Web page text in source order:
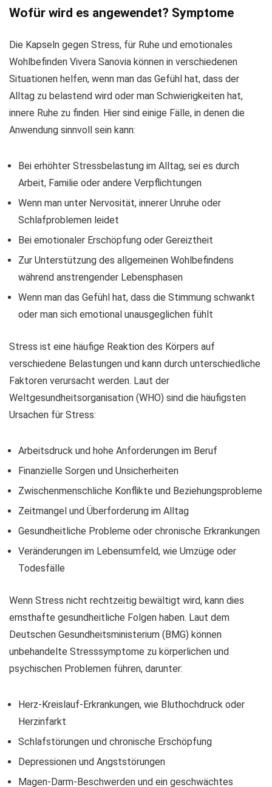
Wofür wird es angewendet? Symptome
Die Kapseln gegen Stress, für Ruhe und emotionales
Wohlbefinden Vivera Sanovia können in verschiedenen
Situationen helfen, wenn man das Gefühl hat, dass der
Alltag zu belastend wird oder man Schwierigkeiten hat,
innere Ruhe zu finden. Hier sind einige Fälle, in denen die
Anwendung sinnvoll sein kann:
Bei erhöhter Stressbelastung im Alltag, sei es durch
Arbeit, Familie oder andere Verpflichtungen
Wenn man unter Nervosität, innerer Unruhe oder
Schlafproblemen leidet
Bei emotionaler Erschöpfung oder Gereiztheit
Zur Unterstützung des allgemeinen Wohlbefindens
während anstrengender Lebensphasen
Wenn man das Gefühl hat, dass die Stimmung schwankt
oder man sich emotional unausgeglichen fühlt
Stress ist eine häufige Reaktion des Körpers auf
verschiedene Belastungen und kann durch unterschiedliche
Faktoren verursacht werden. Laut der
Weltgesundheitsorganisation (WHO) sind die häufigsten
Ursachen für Stress:
Arbeitsdruck und hohe Anforderungen im Beruf
Finanzielle Sorgen und Unsicherheiten
Zwischenmenschliche Konflikte und Beziehungsprobleme
Zeitmangel und Überforderung im Alltag
Gesundheitliche Probleme oder chronische Erkrankungen
Veränderungen im Lebensumfeld, wie Umzüge oder
Todesfälle
Wenn Stress nicht rechtzeitig bewältigt wird, kann dies
ernsthafte gesundheitliche Folgen haben. Laut dem
Deutschen Gesundheitsministerium (BMG) können
unbehandelte Stresssymptome zu körperlichen und
psychischen Problemen führen, darunter:
Herz-Kreislauf-Erkrankungen, wie Bluthochdruck oder
Herzinfarkt
Schlafstörungen und chronische Erschöpfung
Depressionen und Angststörungen
Magen-Darm-Beschwerden und ein geschwächtes